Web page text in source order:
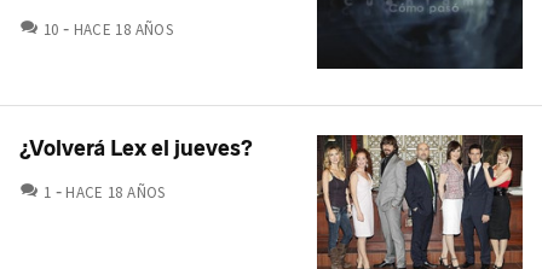
10 COMENTARIOS
HACE 18 AÑOS
¿Volverá Lex el jueves?
1 COMENTARIOS
HACE 18 AÑOS